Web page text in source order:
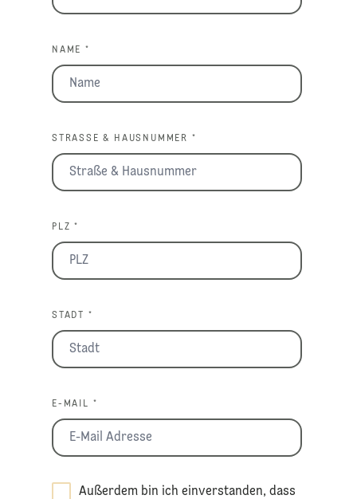
NAME *
STRASSE & HAUSNUMMER *
PLZ *
STADT *
E-MAIL *
Außerdem bin ich einverstanden, dass